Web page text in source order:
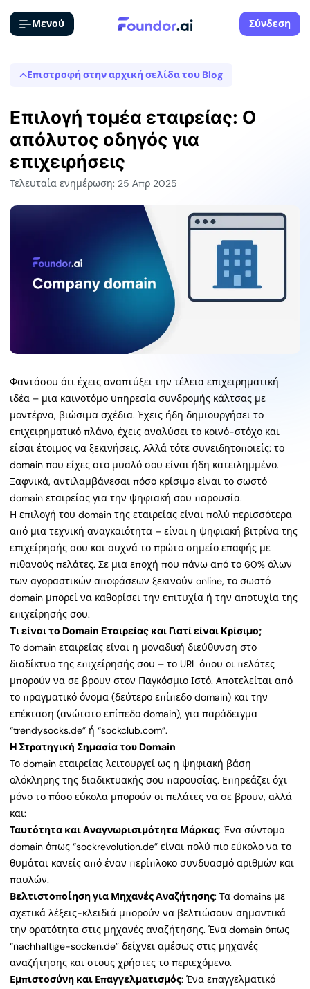
Μενού Σύνδεση
Επιστροφή στην αρχική σελίδα του Blog
Επιλογή τομέα εταιρείας: Ο
απόλυτος οδηγός για
επιχειρήσεις
Τελευταία ενημέρωση: 25 Απρ 2025
Φαντάσου ότι έχεις αναπτύξει την τέλεια επιχειρηματική
ιδέα – μια καινοτόμο υπηρεσία συνδρομής κάλτσας με
μοντέρνα, βιώσιμα σχέδια. Έχεις ήδη δημιουργήσει το
επιχειρηματικό πλάνο, έχεις αναλύσει το κοινό-στόχο και
είσαι έτοιμος να ξεκινήσεις. Αλλά τότε συνειδητοποιείς: το
domain που είχες στο μυαλό σου είναι ήδη κατειλημμένο.
Ξαφνικά, αντιλαμβάνεσαι πόσο κρίσιμο είναι το σωστό
domain εταιρείας για την ψηφιακή σου παρουσία.
Η επιλογή του domain της εταιρείας είναι πολύ περισσότερα
από μια τεχνική αναγκαιότητα – είναι η ψηφιακή βιτρίνα της
επιχείρησής σου και συχνά το πρώτο σημείο επαφής με
πιθανούς πελάτες. Σε μια εποχή που πάνω από το 60% όλων
των αγοραστικών αποφάσεων ξεκινούν online, το σωστό
domain μπορεί να καθορίσει την επιτυχία ή την αποτυχία της
επιχείρησής σου.
Τι είναι το Domain Εταιρείας και Γιατί είναι Κρίσιμο;
Το domain εταιρείας είναι η μοναδική διεύθυνση στο
διαδίκτυο της επιχείρησής σου – το URL όπου οι πελάτες
μπορούν να σε βρουν στον Παγκόσμιο Ιστό. Αποτελείται από
το πραγματικό όνομα (δεύτερο επίπεδο domain) και την
επέκταση (ανώτατο επίπεδο domain), για παράδειγμα
“trendysocks.de” ή “sockclub.com”.
Η Στρατηγική Σημασία του Domain
Το domain εταιρείας λειτουργεί ως η ψηφιακή βάση
ολόκληρης της διαδικτυακής σου παρουσίας. Επηρεάζει όχι
μόνο το πόσο εύκολα μπορούν οι πελάτες να σε βρουν, αλλά
και:
Ταυτότητα και Αναγνωρισιμότητα Μάρκας: Ένα σύντομο
domain όπως “sockrevolution.de” είναι πολύ πιο εύκολο να το
θυμάται κανείς από έναν περίπλοκο συνδυασμό αριθμών και
παυλών.
Βελτιστοποίηση για Μηχανές Αναζήτησης: Τα domains με
σχετικά λέξεις-κλειδιά μπορούν να βελτιώσουν σημαντικά
την ορατότητα στις μηχανές αναζήτησης. Ένα domain όπως
“nachhaltige-socken.de” δείχνει αμέσως στις μηχανές
αναζήτησης και στους χρήστες το περιεχόμενο.
Εμπιστοσύνη και Επαγγελματισμός: Ένα επαγγελματικό